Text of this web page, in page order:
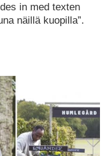
in med texten
näillä kuopilla”.